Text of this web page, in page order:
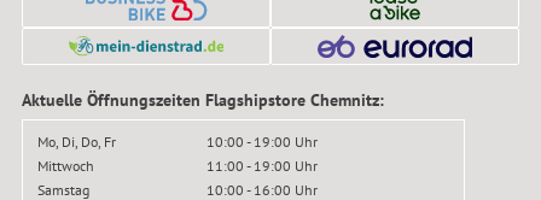
Aktuelle Öffnungszeiten Flagshipstore Chemnitz:
Mo, Di, Do, Fr
10:00 - 19:00 Uhr
Mittwoch
11:00 - 19:00 Uhr
Samstag
10:00 - 16:00 Uhr